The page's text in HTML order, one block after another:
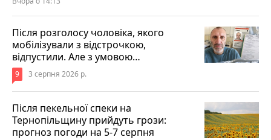
Після розголосу чоловіка, якого
мобілізували з відстрочкою,
відпустили. Але з умовою…
9 3 серпня 2026 р.
Після пекельної спеки на
Тернопільщину прийдуть грози:
прогноз погоди на 5-7 серпня